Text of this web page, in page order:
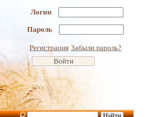
Логин
Пароль
Регистрация Забыли пароль?